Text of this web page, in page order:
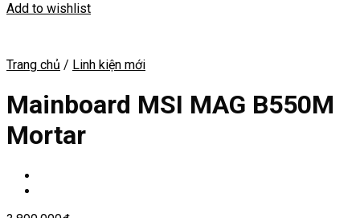
Add to wishlist
Trang chủ / Linh kiện mới
Mainboard MSI MAG B550M
Mortar